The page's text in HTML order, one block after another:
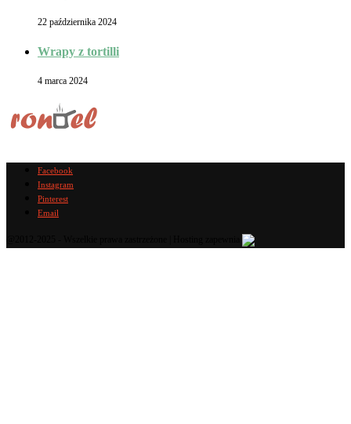
22 października 2024
Wrapy z tortilli
4 marca 2024
Facebook
Instagram
Pinterest
Email